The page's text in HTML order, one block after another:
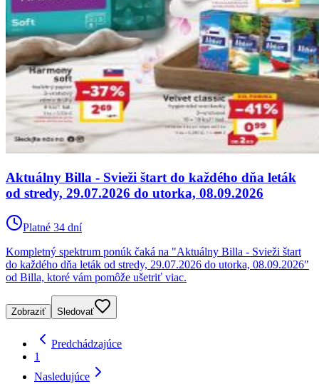
Aktuálny Billa - Svieži štart do každého dňa leták
od stredy, 29.07.2026 do utorka, 08.09.2026
Platné 34 dní
Kompletný spektrum ponúk čaká na "Aktuálny Billa - Svieži štart
do každého dňa leták od stredy, 29.07.2026 do utorka, 08.09.2026"
od Billa, ktoré vám pomôže ušetriť viac.
Zobraziť Sledovať
Predchádzajúce
1
Nasledujúce